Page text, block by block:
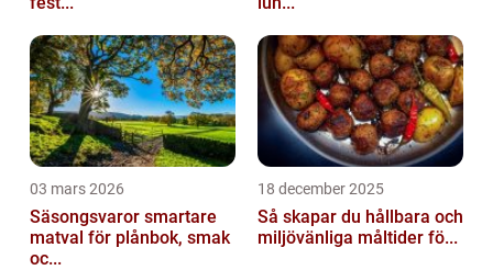
03 mars 2026
Säsongsvaror smartare
matval för plånbok, smak
oc...
18 december 2025
Så skapar du hållbara och
miljövänliga måltider fö...